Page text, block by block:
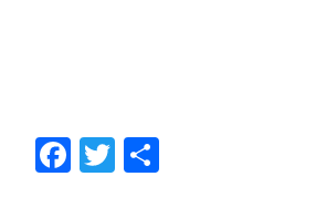
F
ac
T
w